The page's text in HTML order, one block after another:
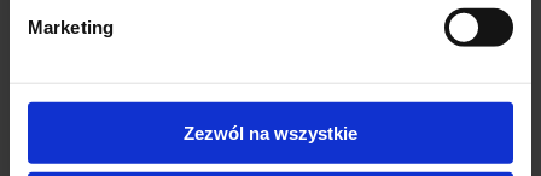
Marketing
Zezwól na wszystkie
Podobne produkty